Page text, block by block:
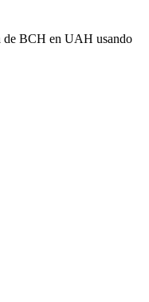
de BCH en UAH usando